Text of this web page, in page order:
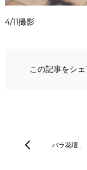
4/11撮影
この記事をシ
バラ花壇…